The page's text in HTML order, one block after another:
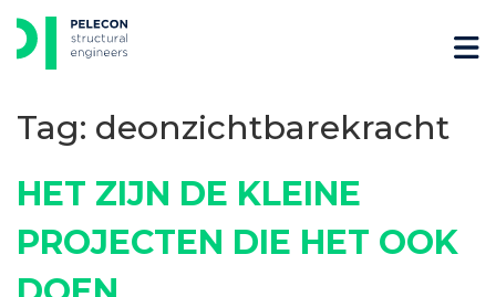
Skip
to
Tag: deonzichtbarekracht
HET ZIJN DE KLEINE
PROJECTEN DIE HET OOK